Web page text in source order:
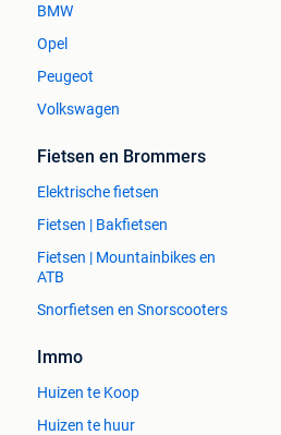
BMW
Opel
Peugeot
Volkswagen
Fietsen en Brommers
Elektrische fietsen
Fietsen | Bakfietsen
Fietsen | Mountainbikes en
ATB
Snorfietsen en Snorscooters
Immo
Huizen te Koop
Huizen te huur